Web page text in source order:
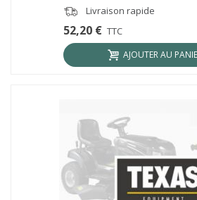
Livraison rapide
52,20 € TTC
AJOUTER AU